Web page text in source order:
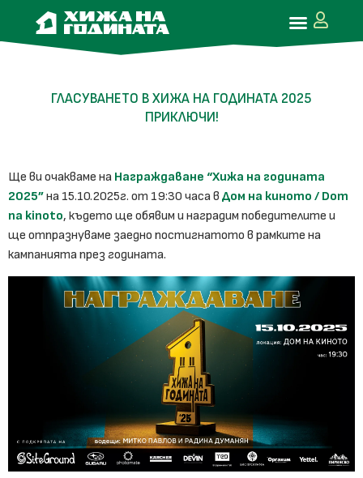
ГЛАСУВАНЕТО В ХИЖА НА ГОДИНАТА 2025
ПРИКЛЮЧИ!
Ще ви очакваме на Награждаване “Хижа на годината
2025”на 15.10.2025г. от 19:30 часа в Дом на киното / Dom
na kinoto, където ще обявим и наградим победителите и
ще отпразнуваме заедно постигнатото в рамките на
кампанията през годината.